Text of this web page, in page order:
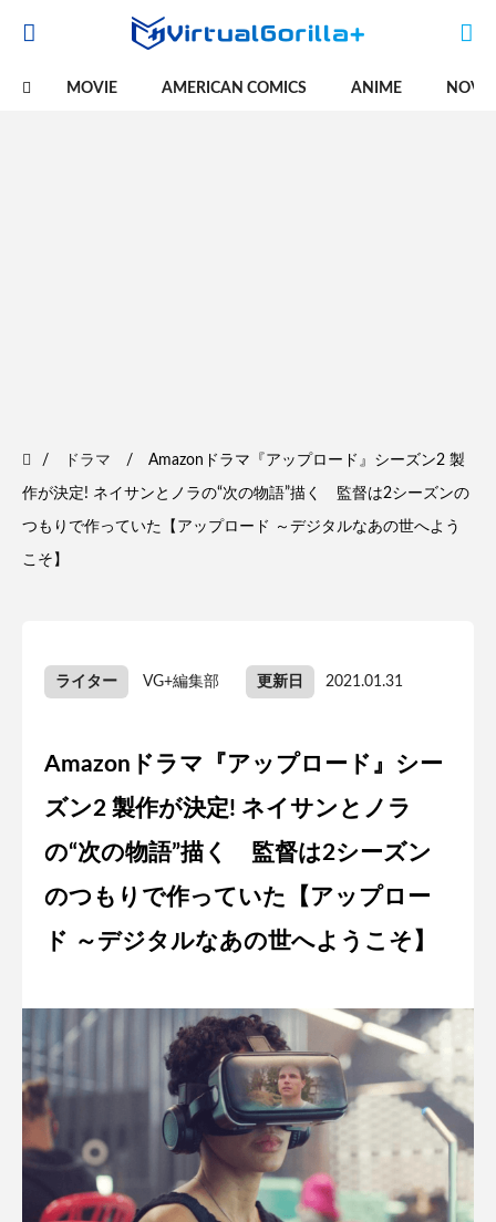
MOVIE AMERICAN COMICS ANIME
ドラマ Amazonドラマ『アップロード』シーズン2 製
作が決定! ネイサンとノラの“次の物語”描く 監督は2シーズンの
つもりで作っていた【アップロード ～デジタルなあの世へよう
こそ】
ライター VG+編集部 更新日 2021.01.31
Amazonドラマ『アップロード』シー
ズン2 製作が決定! ネイサンとノラ
の“次の物語”描く 監督は2シーズン
のつもりで作っていた【アップロー
ド ～デジタルなあの世へようこそ】